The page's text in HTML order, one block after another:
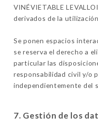
VINÉVIETABLE
derivados de la
Se ponen espacios
se reserva el derecho a
particular las
responsabilidad civil y/o
independientemente
7. Gestión de los